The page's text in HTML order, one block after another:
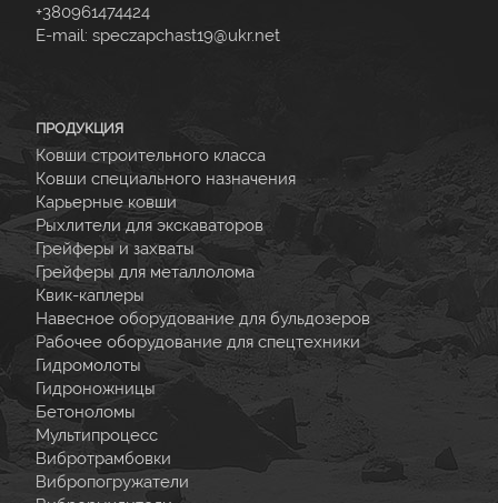
+380961474424
E-mail: speczapchast19@ukr.net
ПРОДУКЦИЯ
Ковши строительного класса
Ковши специального назначения
Карьерные ковши
Рыхлители для экскаваторов
Грейферы и захваты
Грейферы для металлолома
Квик-каплеры
Навесное оборудование для бульдозеров
Рабочее оборудование для спецтехники
Гидромолоты
Гидроножницы
Бетоноломы
Мультипроцесс
Вибротрамбовки
Вибропогружатели